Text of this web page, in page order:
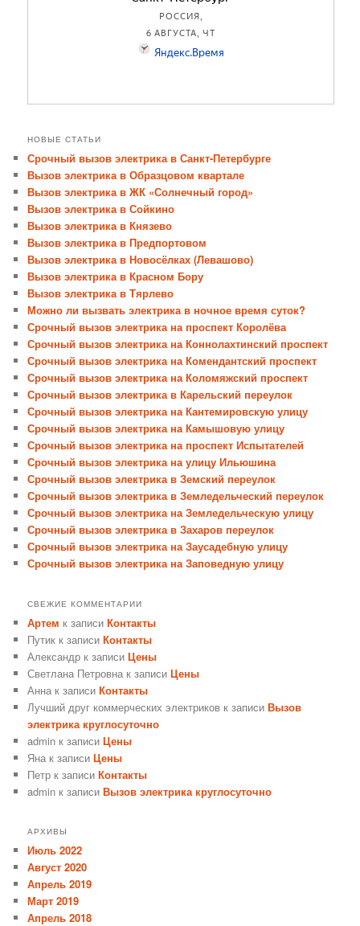
НОВЫЕ СТАТЬИ
Срочный вызов электрика в Санкт-Петербурге
Вызов электрика в Образцовом квартале
Вызов электрика в ЖК «Солнечный город»
Вызов электрика в Сойкино
Вызов электрика в Князево
Вызов электрика в Предпортовом
Вызов электрика в Новосёлках (Левашово)
Вызов электрика в Красном Бору
Вызов электрика в Тярлево
Можно ли вызвать электрика в ночное время суток?
Срочный вызов электрика на проспект Королёва
Срочный вызов электрика на Коннолахтинский проспект
Срочный вызов электрика на Комендантский проспект
Срочный вызов электрика на Коломяжский проспект
Срочный вызов электрика в Карельский переулок
Срочный вызов электрика на Кантемировскую улицу
Срочный вызов электрика на Камышовую улицу
Срочный вызов электрика на проспект Испытателей
Срочный вызов электрика на улицу Ильюшина
Срочный вызов электрика в Земский переулок
Срочный вызов электрика в Земледельческий переулок
Срочный вызов электрика на Земледельческую улицу
Срочный вызов электрика в Захаров переулок
Срочный вызов электрика на Заусадебную улицу
Срочный вызов электрика на Заповедную улицу
СВЕЖИЕ КОММЕНТАРИИ
Артем к записиКонтакты
Путик к записиКонтакты
Александр к записиЦены
Светлана Петровна к записиЦены
Анна к записиКонтакты
Лучший друг коммерческих электриков к записиВызов
электрика круглосуточно
admin к записиЦены
Яна к записиЦены
Петр к записиКонтакты
admin к записиВызов электрика круглосуточно
АРХИВЫ
Июль 2022
Август 2020
Апрель 2019
Март 2019
Апрель 2018